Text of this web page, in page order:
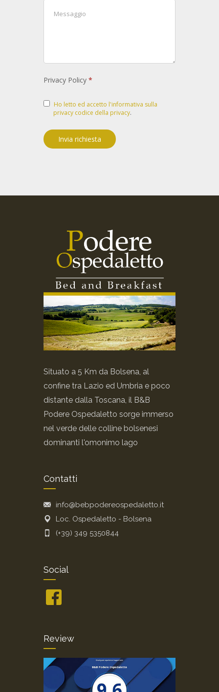
Privacy Policy *
Ho letto ed accetto l'informativa sulla
privacy codice della privacy.
Situato a 5 Km da Bolsena, al
confine tra Lazio ed Umbria e poco
distante dalla Toscana, il B&B
Podere Ospedaletto sorge immerso
nel verde delle colline bolsenesi
dominanti l'omonimo lago
Contatti
info@bebpodereospedaletto.it
Loc. Ospedaletto - Bolsena
(+39) 349 5350844
Social
Review